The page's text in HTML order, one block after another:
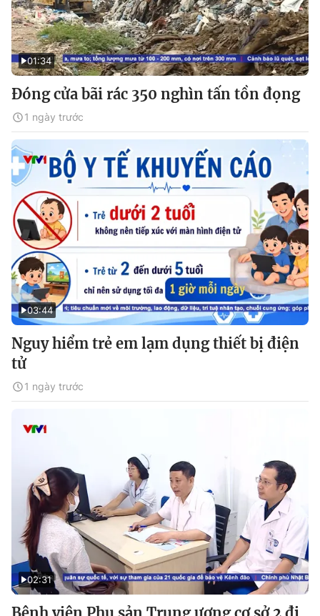
01:34
Đóng cửa bãi rác 350 nghìn tấn tồn đọng
1 ngày trước
03:44
Nguy hiểm trẻ em lạm dụng thiết bị điện
tử
1 ngày trước
02:31